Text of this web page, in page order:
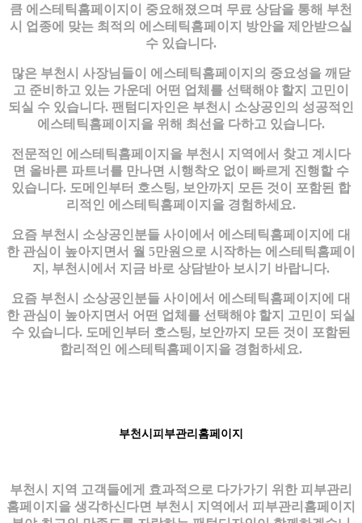
큼 에스테틱홈페이지이 중요해졌으며 무료 상담을 통해 부천
시 업종에 맞는 최적의 에스테틱홈페이지 방안을 제안받으실
수 있습니다.
많은 부천시 사장님들이 에스테틱홈페이지의 중요성을 깨닫
고 준비하고 있는 가운데 어떤 업체를 선택해야 할지 고민이
되실 수 있습니다. 팬텀디자인은 부천시 소상공인의 성공적인
에스테틱홈페이지을 위해 최선을 다하고 있습니다.
전문적인 에스테틱홈페이지을 부천시 지역에서 찾고 계시다
면 올바른 파트너를 만나면 시행착오 없이 빠르게 진행할 수
있습니다. 도메인부터 호스팅, 보안까지 모든 것이 포함된 합
리적인 에스테틱홈페이지을 경험하세요.
요즘 부천시 소상공인분들 사이에서 에스테틱홈페이지에 대
한 관심이 높아지면서 월 5만원으로 시작하는 에스테틱홈페이
지, 부천시에서 지금 바로 상담받아 보시기 바랍니다.
요즘 부천시 소상공인분들 사이에서 에스테틱홈페이지에 대
한 관심이 높아지면서 어떤 업체를 선택해야 할지 고민이 되실
수 있습니다. 도메인부터 호스팅, 보안까지 모든 것이 포함된
합리적인 에스테틱홈페이지을 경험하세요.
부천시피부관리홈페이지
부천시 지역 고객들에게 효과적으로 다가가기 위한 피부관리
홈페이지을 생각하신다면 부천시 지역에서 피부관리홈페이지